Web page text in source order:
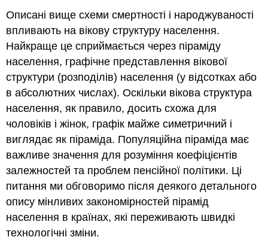
Описані вище схеми смертності і народжуваності
впливають на вікову структуру населення.
Найкраще це сприймається через піраміду
населення, графічне представлення вікової
структури (розподілів) населення (у відсотках або
в абсолютних числах). Оскільки вікова структура
населення, як правило, досить схожа для
чоловіків і жінок, графік майже симетричний і
виглядає як піраміда. Популяційна піраміда має
важливе значення для розуміння коефіцієнтів
залежностей та проблем пенсійної політики. Ці
питання ми обговоримо після деякого детального
опису мінливих закономірностей пірамід
населення в країнах, які переживають швидкі
технологічні зміни.